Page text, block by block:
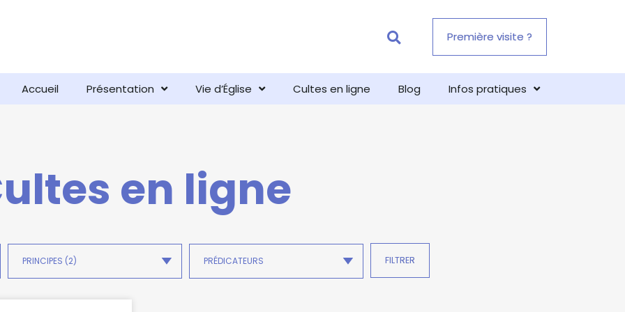
Première visite ?
Accueil Présentation Vie d’Église Cultes en ligne Blog Infos pratiques
en ligne